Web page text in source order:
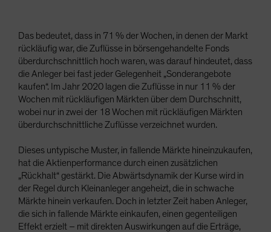
Das bedeutet, dass in 71 % der Wochen, in denen der Markt
rückläufig war, die Zuflüsse in börsengehandelte Fonds
überdurchschnittlich hoch waren, was darauf hindeutet, dass
die Anleger bei fast jeder Gelegenheit „Sonderangebote
kaufen“. Im Jahr 2020 lagen die Zuflüsse in nur 11 % der
Wochen mit rückläufigen Märkten über dem Durchschnitt,
wobei nur in zwei der 18 Wochen mit rückläufigen Märkten
überdurchschnittliche Zuflüsse verzeichnet wurden.
Dieses untypische Muster, in fallende Märkte hineinzukaufen,
hat die Aktienperformance durch einen zusätzlichen
„Rückhalt“ gestärkt. Die Abwärtsdynamik der Kurse wird in
der Regel durch Kleinanleger angeheizt, die in schwache
Märkte hinein verkaufen. Doch in letzter Zeit haben Anleger,
die sich in fallende Märkte einkaufen, einen gegenteiligen
Effekt erzielt – mit direkten Auswirkungen auf die Erträge,